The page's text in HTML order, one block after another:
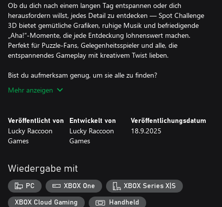
Ob du dich nach einem langen Tag entspannen oder dich
herausfordern willst, jedes Detail zu entdecken — Spot Challenge
3D bietet gemütliche Grafiken, ruhige Musik und befriedigende
„Aha!“-Momente, die jede Entdeckung lohnenswert machen.
Perfekt für Puzzle-Fans, Gelegenheitsspieler und alle, die
entspannendes Gameplay mit kreativem Twist lieben.
Bist du aufmerksam genug, um sie alle zu finden?
Mehr anzeigen
Veröffentlicht von
Lucky Raccoon
Games
Entwickelt von
Lucky Raccoon
Games
Veröffentlichungsdatum
18.9.2025
Wiedergabe mit
PC XBOX One XBOX Series X|S
XBOX Cloud Gaming Handheld